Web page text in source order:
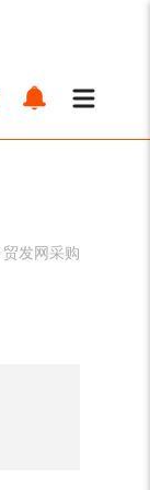
贸发网采购